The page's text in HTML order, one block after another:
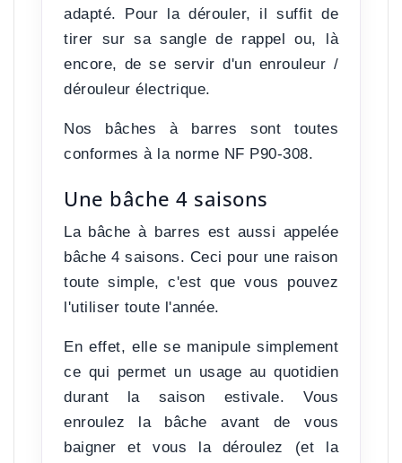
adapté. Pour la dérouler, il suffit de
tirer sur sa sangle de rappel ou, là
encore, de se servir d'un enrouleur /
dérouleur électrique.
Nos bâches à barres sont toutes
conformes à la norme NF P90-308.
Une bâche 4 saisons
La bâche à barres est aussi appelée
bâche 4 saisons. Ceci pour une raison
toute simple, c'est quevous pouvez
l'utiliser toute l'année.
En effet, elle se manipule simplement
ce qui permet un usage au quotidien
durant la saison estivale. Vous
enroulez la bâche avant de vous
baigner et vous la déroulez (et la